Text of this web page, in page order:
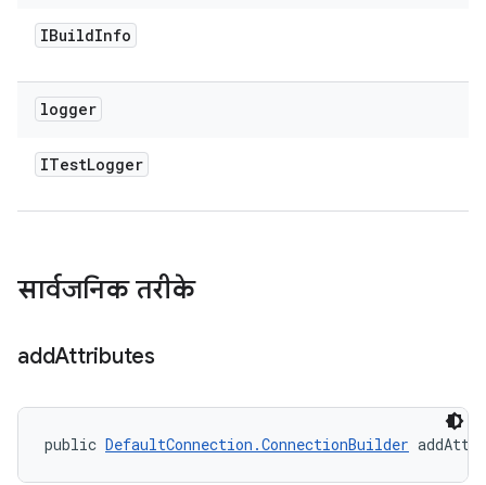
IBuildInfo
logger
ITestLogger
सार्वजनिक तरीके
addAttributes
public DefaultConnection.ConnectionBuilder